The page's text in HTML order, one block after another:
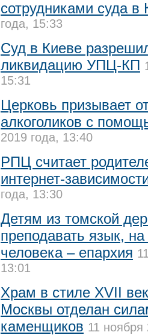
сотрудниками суда в
года, 15:33
Суд в Киеве
ликвидацию УПЦ-КП
15:31
Церковь призывает
алкоголиков с
2019 года, 13:40
РПЦ считает
интернет-
года, 13:30
Детям из томской
преподавать язык,
человека – епархия
13:01
Храм в стиле XVII
Москвы отделан
каменщиков 11 ноября